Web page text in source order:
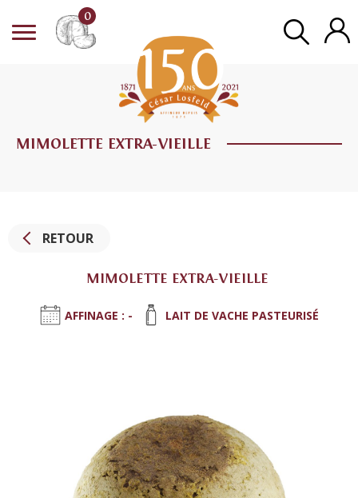
0
MIMOLETTE EXTRA-VIEILLE
RETOUR
MIMOLETTE EXTRA-VIEILLE
AFFINAGE : - LAIT DE VACHE PASTEURISÉ